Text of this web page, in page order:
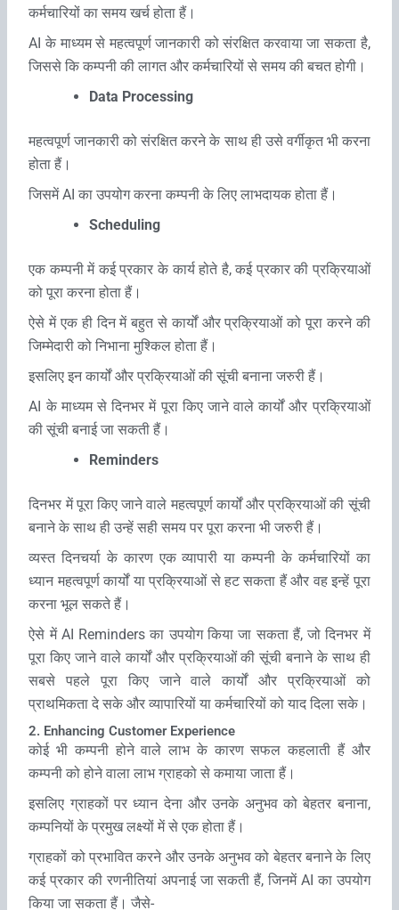
कर्मचारियों का समय खर्च होता हैं।
AI के माध्‍यम से महत्‍वपूर्ण जानकारी को संरक्षित करवाया जा सकता है,
जिससे कि कम्‍पनी की लागत और कर्मचारियों से समय की बचत होगी।
Data Processing
महत्‍वपूर्ण जानकारी को संरक्षित करने के साथ ही उसे वर्गीकृत भी करना
होता हैं।
जिसमें AI का उपयोग करना कम्‍पनी के लिए लाभदायक होता हैं।
Scheduling
एक कम्‍पनी में कई प्रकार के कार्य होते है, कई प्रकार की प्रक्रियाओं
को पूरा करना होता हैं।
ऐसे में एक ही दिन में बहुत से कार्यों और प्रक्रियाओं को पूरा करने की
जिम्‍मेदारी को निभाना मुश्किल होता हैं।
इसलिए इन कार्यों और प्रक्रियाओं की सूंची बनाना जरुरी हैं।
AI के माध्‍यम से दिनभर में पूरा किए जाने वाले कार्यों और प्रक्रियाओं
की सूंची बनाई जा सकती हैं।
Reminders
दिनभर में पूरा किए जाने वाले महत्‍वपूर्ण कार्यों और प्रक्रियाओं की सूंची
बनाने के साथ ही उन्‍हें सही समय पर पूरा करना भी जरुरी हैं।
व्‍यस्‍त दिनचर्या के कारण एक व्‍यापारी या कम्‍पनी के कर्मचारियों का
ध्‍यान महत्‍वपूर्ण कार्यों या प्रक्रियाओं से हट सकता हैं और वह इन्‍हें पूरा
करना भूल सकते हैं।
ऐसे में AI Reminders का उपयोग किया जा सकता हैं, जो दिनभर में
पूरा किए जाने वाले कार्यों और प्रक्रियाओं की सूंची बनाने के साथ ही
सबसे पहले पूरा किए जाने वाले कार्यों और प्रक्रियाओं को
प्राथमिकता दे सके और व्‍यापारियों या कर्मचारियों को याद दिला सके।
2. Enhancing Customer Experience
कोई भी कम्‍पनी होने वाले लाभ के कारण सफल कहलाती हैं और
कम्‍पनी को होने वाला लाभ ग्राहको से कमाया जाता हैं।
इसलिए ग्राहकों पर ध्‍यान देना और उनके अनुभव को बेहतर बनाना,
कम्‍पनियों के प्रमुख लक्ष्‍यों में से एक होता हैं।
ग्राहकों को प्रभावित करने और उनके अनुभव को बेहतर बनाने के लिए
कई प्रकार की रणनीतियां अपनाई जा सकती हैं, जिनमें AI का उपयोग
किया जा सकता हैं। जैसे-